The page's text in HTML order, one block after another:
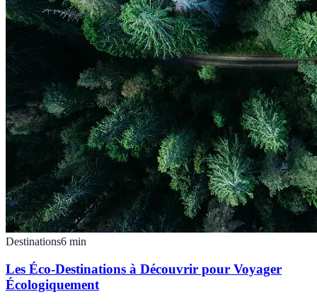
Destinations6 min
Les Éco-Destinations à Découvrir pour Voyager
Écologiquement